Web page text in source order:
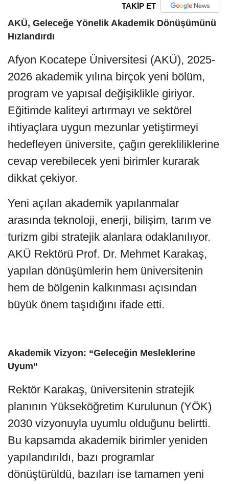
TAKİP ET
AKÜ, Geleceğe Yönelik Akademik Dönüşümünü
Hızlandırdı
Afyon Kocatepe Üniversitesi (AKÜ), 2025-
2026 akademik yılına birçok yeni bölüm,
program ve yapısal değişiklikle giriyor.
Eğitimde kaliteyi artırmayı ve sektörel
ihtiyaçlara uygun mezunlar yetiştirmeyi
hedefleyen üniversite, çağın gerekliliklerine
cevap verebilecek yeni birimler kurarak
dikkat çekiyor.
Yeni açılan akademik yapılanmalar
arasında teknoloji, enerji, bilişim, tarım ve
turizm gibi stratejik alanlara odaklanılıyor.
AKÜ Rektörü Prof. Dr. Mehmet Karakaş,
yapılan dönüşümlerin hem üniversitenin
hem de bölgenin kalkınması açısından
büyük önem taşıdığını ifade etti.
Akademik Vizyon: “Geleceğin Mesleklerine
Uyum”
Rektör Karakaş, üniversitenin stratejik
planının Yükseköğretim Kurulunun (YÖK)
2030 vizyonuyla uyumlu olduğunu belirtti.
Bu kapsamda akademik birimler yeniden
yapılandırıldı, bazı programlar
dönüştürüldü, bazıları ise tamamen yeni